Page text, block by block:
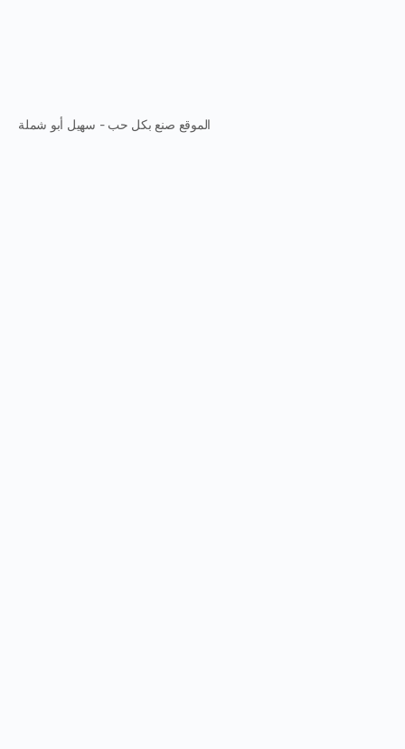
الموقع صنع بكل حب - سهيل أبو شملة